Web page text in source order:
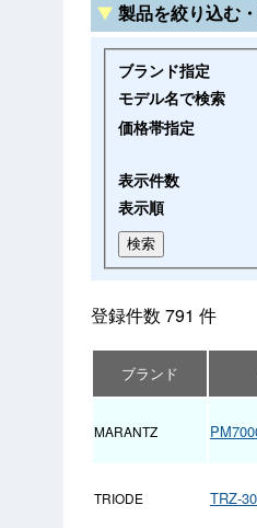
製品を絞り込む
ブランド指定
モデル名で検索
価格帯指定
表示件数
表示順
登録件数 791 件
ブランド
MARANTZ
TRIODE TRZ-